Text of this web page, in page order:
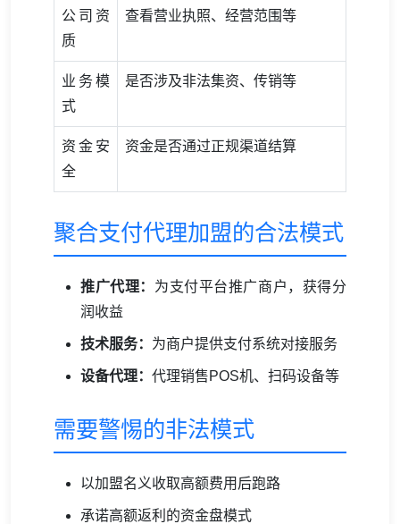
公司资
质
查看营业执照、经营范围等
业务模
式
是否涉及非法集资、传销等
资金安
全
资金是否通过正规渠道结算
聚合支付代理加盟的合法模式
推广代理： 为支付平台推广商户，获得分
润收益
技术服务： 为商户提供支付系统对接服务
设备代理： 代理销售POS机、扫码设备等
需要警惕的非法模式
以加盟名义收取高额费用后跑路
承诺高额返利的资金盘模式